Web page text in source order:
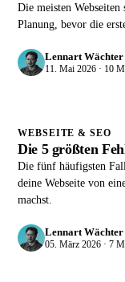
Die meisten
Planung, bevor die
Lennart Wächter
11. Mai 2026 · 10
WEBSEITE & SEO
Die 5 größten
Die fünf häufigsten
deine Webseite von
machst.
Lennart Wächter
05. März 2026 · 7